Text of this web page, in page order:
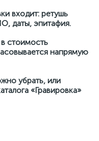
входит: ретушь
даты, эпитафия.
стоимость
напрямую
убрать, или
«Гравировка»